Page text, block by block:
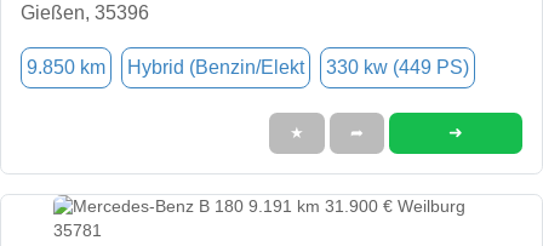
Gießen, 35396
9.850 km Hybrid (Benzin/Elekt 330 kw (449 PS)
★ ➦ ➜